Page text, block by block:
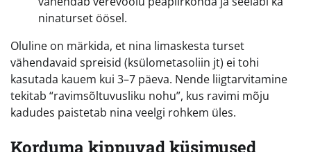
ninaturset öösel.
Oluline on märkida, et nina limaskesta turset
vähendavaid spreisid (ksülometasoliin jt) ei tohi
kasutada kauem kui 3–7 päeva. Nende liigtarvitamine
tekitab “ravimsõltuvusliku nohu”, kus ravimi mõju
kadudes paistetab nina veelgi rohkem üles.
Korduma kippuvad küsimused